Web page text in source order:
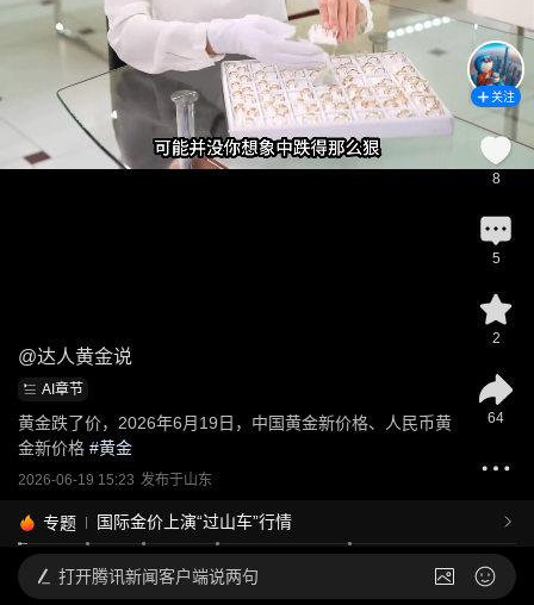
@达人黄金说
AI章节
黄金跌了价，2026年6月19日，中国黄金新价格、人民币黄
金新价格 #黄金
2026-06-19 15:23 发布于山东
专题 国际金价上演“过山车”行情
关注
8
5
2
64
打开腾讯新闻客户端说两句